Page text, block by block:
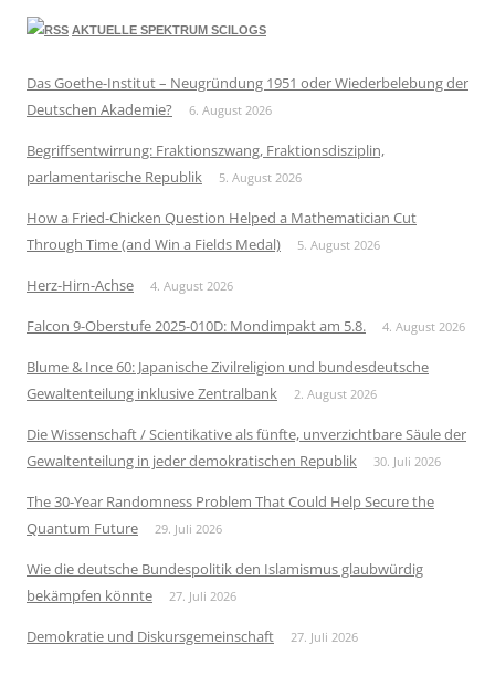
AKTUELLE SPEKTRUM SCILOGS
Das Goethe-Institut – Neugründung 1951 oder Wiederbelebung der
Deutschen Akademie?
6. August 2026
Begriffsentwirrung: Fraktionszwang, Fraktionsdisziplin,
parlamentarische Republik
5. August 2026
How a Fried-Chicken Question Helped a Mathematician Cut
Through Time (and Win a Fields Medal)
5. August 2026
Herz-Hirn-Achse 4. August 2026
Falcon 9-Oberstufe 2025-010D: Mondimpakt am 5.8. 4. August 2026
Blume & Ince 60: Japanische Zivilreligion und bundesdeutsche
Gewaltenteilung inklusive Zentralbank
2. August 2026
Die Wissenschaft / Scientikative als fünfte, unverzichtbare Säule der
Gewaltenteilung in jeder demokratischen Republik
30. Juli 2026
The 30-Year Randomness Problem That Could Help Secure the
Quantum Future
29. Juli 2026
Wie die deutsche Bundespolitik den Islamismus glaubwürdig
bekämpfen könnte
27. Juli 2026
Demokratie und Diskursgemeinschaft 27. Juli 2026